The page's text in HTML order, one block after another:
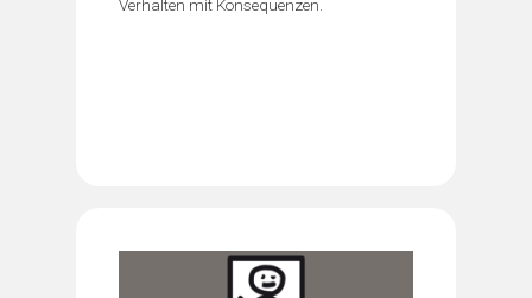
Verhalten mit Konsequenzen.